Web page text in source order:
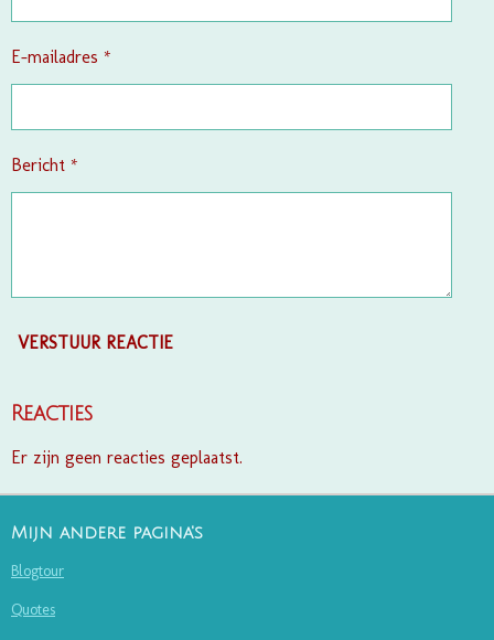
r
e
E-mailadres *
Bericht *
VERSTUUR REACTIE
Reacties
Er zijn geen reacties geplaatst.
Mijn andere pagina's
Blogtour
Quotes